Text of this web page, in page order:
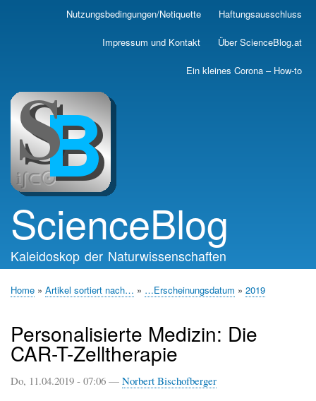
Skip
main
Nutzungsbedingungen/Netiquette Haftungsausschluss
Impressum und Kontakt Über ScienceBlog.at
Ein kleines Corona – How-to
ScienceBlog
Kaleidoskop der Naturwissenschaften
Home Artikel sortiert nach… …Erscheinungsdatum 2019
Personalisierte Medizin: Die
CAR-T-Zelltherapie
Do, 11.04.2019 - 07:06 — Norbert Bischofberger